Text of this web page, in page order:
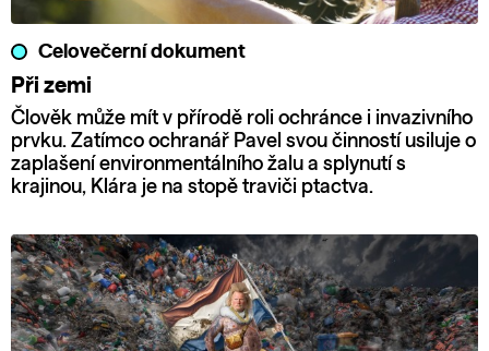
Celovečerní dokument
Při zemi
Člověk může mít v přírodě roli ochránce i invazivního
prvku. Zatímco ochranář Pavel svou činností usiluje o
zaplašení environmentálního žalu a splynutí s
krajinou, Klára je na stopě traviči ptactva.